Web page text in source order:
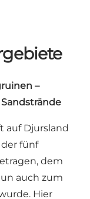
–
auf Djursland
fünf
dem
auch zum
Hier